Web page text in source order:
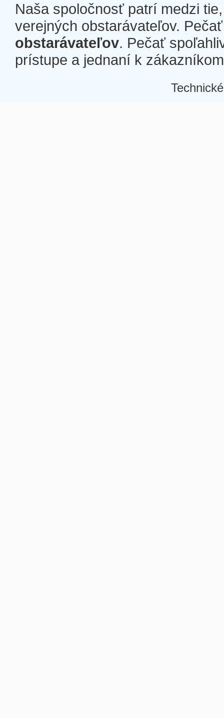
Naša spoločnosť patrí medzi
verejných obstarávateľov.
obstarávateľov. Pečať
prístupe a jednaní k